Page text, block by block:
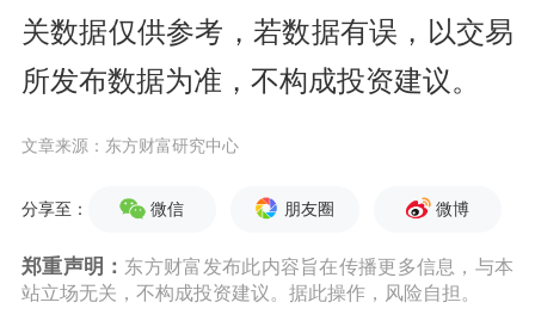
关数据仅供参考，若数据有误，以交易
所发布数据为准，不构成投资建议。
文章来源：东方财富研究中心
分享至： 微信 朋友圈 微博
郑重声明： 东方财富发布此内容旨在传播更多信息，与本
站立场无关，不构成投资建议。据此操作，风险自担。